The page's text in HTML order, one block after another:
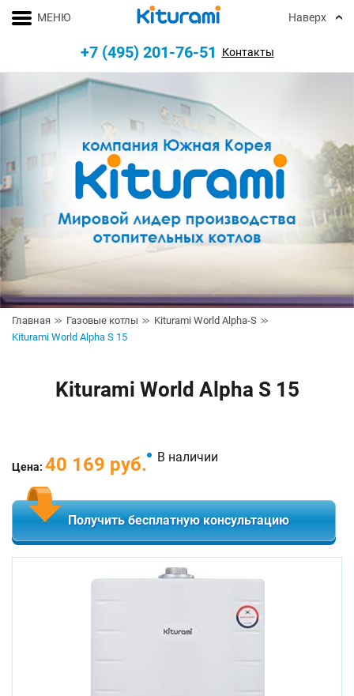
Главная Газовые котлы
Kiturami World Alpha-S
Kiturami World Alpha S 15
Kiturami World Alpha S 15
Цена: 40 169 руб. В наличии
Получить бесплатную консультацию
МЕНЮ Наверх
+7 (495) 201-76-51 Контакты